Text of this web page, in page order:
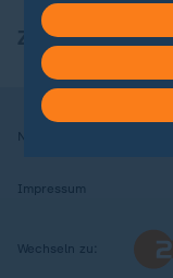
ZDFheute Apps
Nutzungsbedingungen
Impressum
Wechseln zu:
kannst du
in deinen
Hier findest du
Weitere